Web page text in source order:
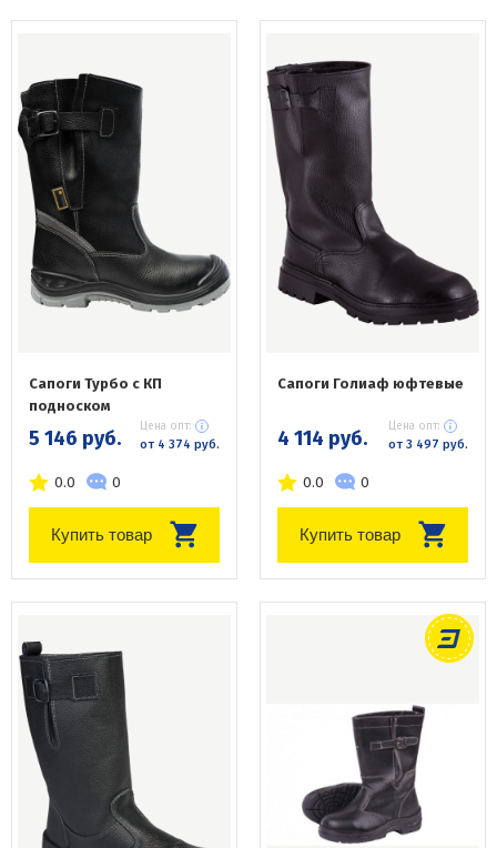
Сапоги Турбо с КП
подноском
5 146 руб. Цена опт:
от 4 374 руб.
0.0 0
Купить товар
Сапоги Голиаф юфтевые
4 114 руб. Цена опт:
от 3 497 руб.
0.0 0
Купить товар